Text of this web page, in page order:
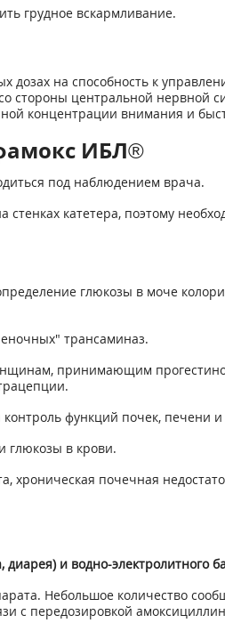
грудное вскармливание.
на способность к
центральной нервной
концентрации внимания и
ИБЛ®
под наблюдением врача.
катетера, поэтому
глюкозы в моче
трансаминаз.
принимающим
функций почек, печени
глюкозы в крови.
хроническая почечная
и водно-электролитного
Небольшое количество
с передозировкой